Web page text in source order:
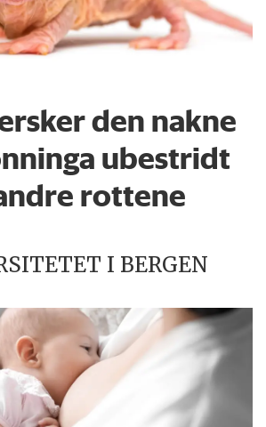
den nakne
ubestridt
rottene
I BERGEN